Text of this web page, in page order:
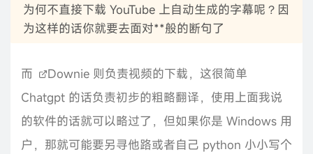
为何不直接下载 YouTube 上自动生成的字幕呢？因
为这样的话你就要去面对**般的断句了
而 Downie 则负责视频的下载，这很简单
Chatgpt 的话负责初步的粗略翻译，使用上面我说
的软件的话就可以略过了，但如果你是 Windows 用
户，那就可能要另寻他路或者自己 python 小小写个